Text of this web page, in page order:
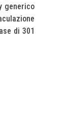
generico
di 301